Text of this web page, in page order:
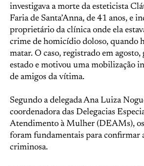
investigava a morte da esteticista
Faria de Santa’Anna, de 41 anos, e
proprietário da clínica onde ela
crime de homicídio doloso, quando
matar. O caso, registrado em agosto,
estado e motivou uma mobilização
de amigos da vítima.
Segundo a delegada Ana Luiza
coordenadora das Delegacias
Atendimento à Mulher (DEAMs),
foram fundamentais para confirmar
criminosa.